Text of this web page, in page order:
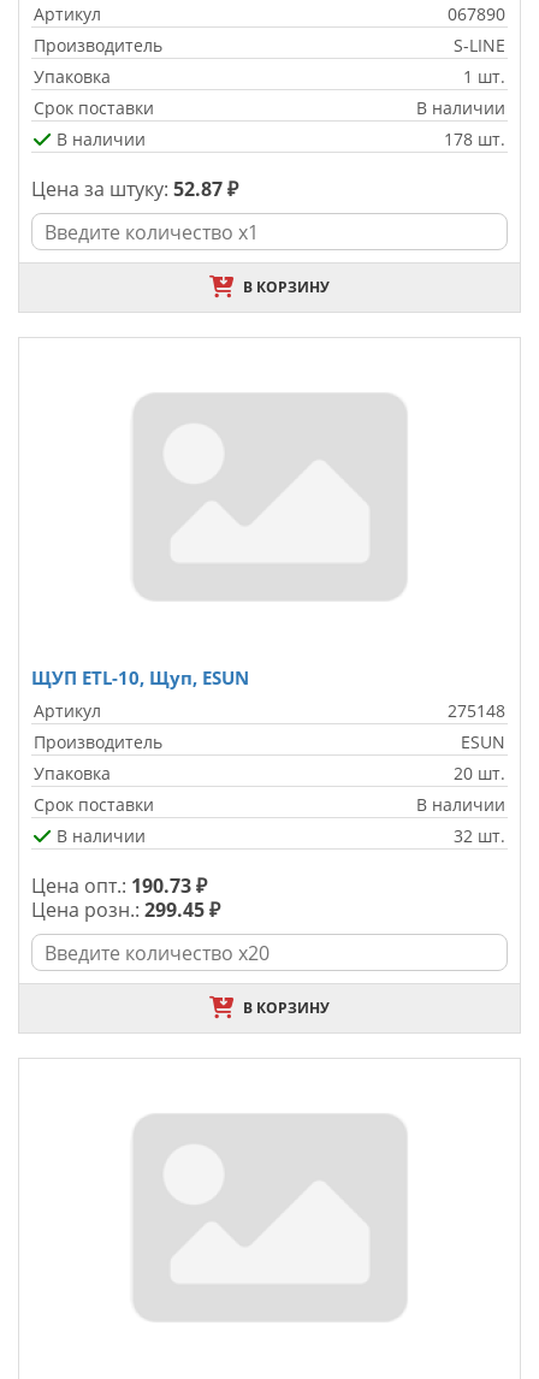
Артикул
067890
Производитель
S-LINE
Упаковка
1 шт.
Срок поставки
В наличии
В наличии
178 шт.
Цена за штуку: 52.87 ₽
В КОРЗИНУ
ЩУП ETL-10, Щуп, ESUN
Артикул
275148
Производитель
ESUN
Упаковка
20 шт.
Срок поставки
В наличии
В наличии
32 шт.
Цена опт.: 190.73 ₽
Цена розн.: 299.45 ₽
В КОРЗИНУ